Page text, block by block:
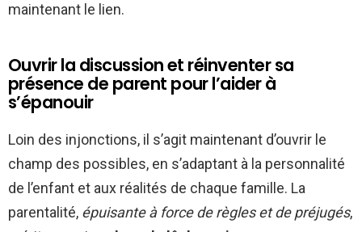
maintenant le lien.
Ouvrir la discussion et réinventer sa
présence de parent pour l’aider à
s’épanouir
Loin des injonctions, il s’agit maintenant d’ouvrir le
champ des possibles, en s’adaptant à la personnalité
de l’enfant et aux réalités de chaque famille. La
parentalité, épuisante à force de règles et de préjugés,